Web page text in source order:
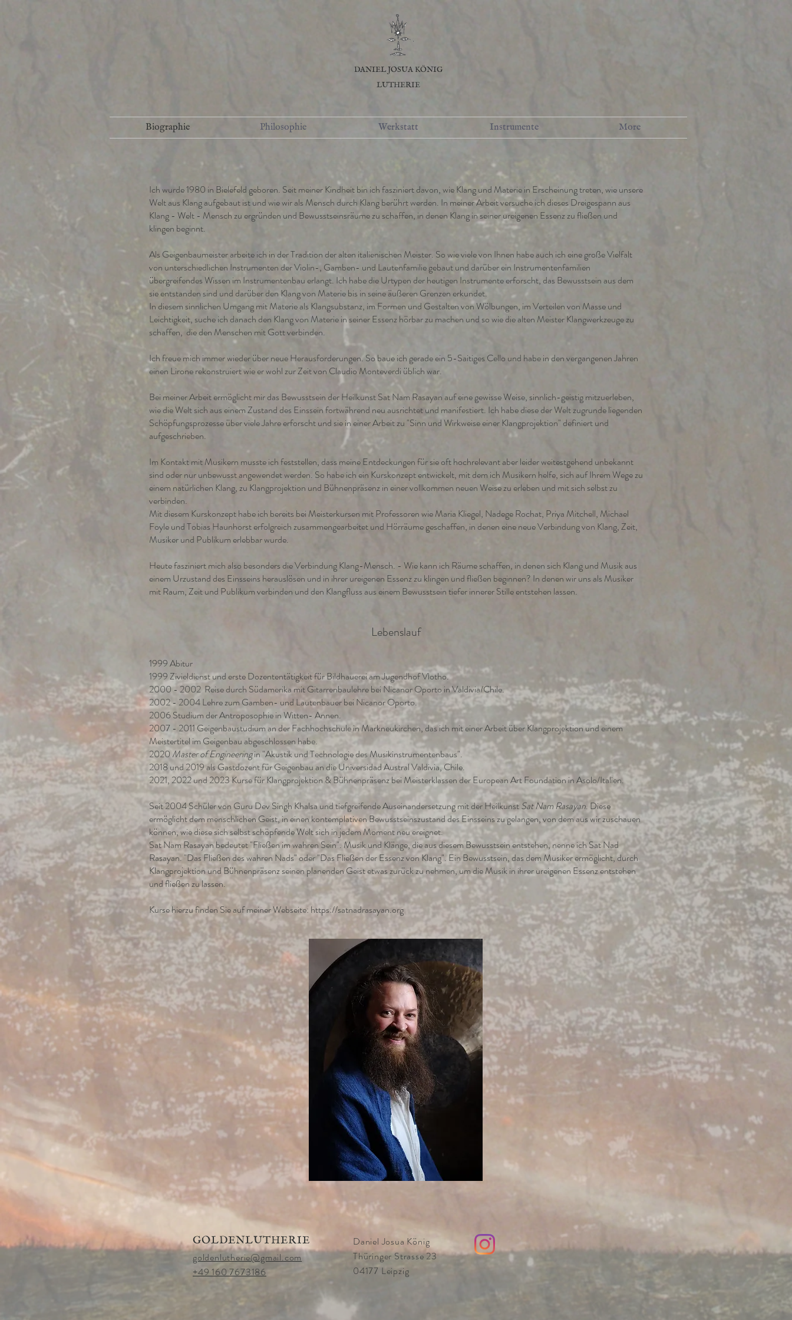
DANIEL JOSUA KÖNIG
LUTHERIE
Biographie Philosophie Werkstatt Instrumente More
Ich wurde 1980 in Bielefeld geboren. Seit meiner Kindheit bin ich fasziniert davon, wie Klang und Materie in Erscheinung treten, wie unsere
Welt aus Klang aufgebaut ist und wie wir als Mensch durch Klang berührt werden. In meiner Arbeit versuche ich dieses Dreigespann aus
Klang - Welt - Mensch zu ergründen und Bewusstseinsräume zu schaffen, in denen Klang in seiner ureigenen Essenz zu fließen und
klingen beginnt.
Als Geigenbaumeisterarbeite ich in der Tradition der alten italienischen Meister. So wie viele von Ihnen habe auch ich eine große Vielfalt
von unterschiedlichen Instrumenten der Violin-, Gamben- und Lautenfamilie gebaut und darüber ein Instrumentenfamilien
übergreifendes Wissen im Instrumentenbau erlangt. Ich habe die Urtypen der heutigen Instrumente erforscht, das Bewusstsein aus dem
sie entstanden sind und darüber den Klang von Materie bis in seine äußeren Grenzen erkundet.
In diesem sinnlichen Umgang mit Materie als Klangsubstanz, im Formen und Gestalten von Wölbungen, im Verteilen von Masse und
Leichtigkeit, suche ich danach den Klang von Materie in seiner Essenz hörbar zu machen und so wie die alten Meister Klangwerkzeuge zu
schaffen, die den Menschen mit Gott verbinden.
Ich freue mich immer wieder über neue Herausforderungen. So baue ich gerade ein 5-Saitiges Cello und habe in den vergangenen Jahren
einen Lirone rekonstruiert wie er wohl zur Zeit von Claudio Monteverdi üblich war.
Bei meiner Arbeit ermöglicht mir das Bewusstsein der Heilkunst Sat Nam Rasayan auf eine gewisse Weise, sinnlich-geistig mitzuerleben,
wie die Welt sich aus einem Zustand des Einssein fortwährend neu ausrichtet und manifestiert. Ich habe diese der Welt zugrunde liegenden
Schöpfungsprozesse über viele Jahre erforscht und sie in einer Arbeit zu "Sinn und Wirkweise einer Klangprojektion" definiert und
aufgeschrieben.
Im Kontakt mit Musikern musste ich feststellen, dass meine Entdeckungen für sie oft hochrelevant aber leider weitestgehend unbekannt
sind oder nur unbewusst angewendet werden. So habe ich ein Kurskonzept entwickelt, mit dem ich Musikern helfe, sich auf Ihrem Wege zu
einem natürlichen Klang, zu Klangprojektion und Bühnenpräsenz in einer vollkommen neuen Weise zu erleben und mit sich selbst zu
verbinden.
Mit diesem Kurskonzept habe ich bereits bei Meisterkursen mit Professoren wie Maria Kliegel, Nadege Rochat, Priya Mitchell, Michael
Foyle und Tobias Haunhorst erfolgreich zusammengearbeitet und Hörräume geschaffen, in denen eine neue Verbindung von Klang, Zeit,
Musiker und Publikum erlebbar wurde.
Heute fasziniert mich also besonders die Verbindung Klang-Mensch. - Wie kann ich Räume schaffen, in denen sich Klang und Musik aus
einem Urzustand des Einsseins herauslösen und in ihrer ureigenen Essenz zu klingen und fließen beginnen? In denen wir uns als Musiker
mit Raum, Zeit und Publikum verbinden und den Klangfluss aus einem Bewusstsein tiefer innerer Stille entstehen lassen.
Lebenslauf
1999 Abitur
1999 Zivieldienst und erste Dozententätigkeit für Bildhauerei am Jugendhof Vlotho.
2000 - 2002 Reise durch Südamerika mit Gitarrenbaulehre bei Nicanor Oporto in Valdivia/Chile.
2002 - 2004 Lehre zum Gamben- und Lautenbauer bei Nicanor Oporto.
2006 Studium der Antroposophie in Witten- Annen.
2007 - 2011 Geigenbaustudium an der Fachhochschule in Markneukirchen, das ich mit einer Arbeit über Klangprojektion und einem
Meistertitel im Geigenbau abgeschlossen habe.
2020 Master of Engineeringin "Akustik und Technologie des Musikinstrumentenbaus".
2018 und 2019 als Gastdozent für Geigenbau an die Universidad Austral Valdivia, Chile.
2021, 2022 und 2023 Kurse für Klangprojektion & Bühnenpräsenz bei Meisterklassen der European Art Foundation in Asolo/Italien.
Seit 2004 Schüler von Guru Dev Singh Khalsa und tiefgreifende Auseinandersetzung mit der HeilkunstSat Nam Rasayan. Diese
ermöglicht dem menschlichen Geist, in einen kontemplativen Bewusstseinszustand des Einsseins zu gelangen, von dem aus wir zuschauen
können, wie diese sich selbst schöpfende Welt sich in jedem Moment neu ereignet.
Sat Nam Rasayan bedeutet "Fließen im wahren Sein". Musik und Klänge, die aus diesem Bewusstsein entstehen, nenne ich Sat Nad
Rasayan. "Das Fließen des wahren Nads" oder "Das Fließen der Essenz von Klang". Ein Bewusstsein, das dem Musiker ermöglicht, durch
Klangprojektion und Bühnenpräsenz seinen planenden Geist etwas zurück zu nehmen, um die Musik in ihrer ureigenen Essenz entstehen
und fließen zu lassen.
Kurse hierzu finden Sie auf meiner Webseite: https://satnadrasayan.org
GOLDENLUTHERIE
goldenlutherie@gmail.com
+49 160 7673186
Daniel Josua König
Thüringer Strasse 23
04177 Leipzig